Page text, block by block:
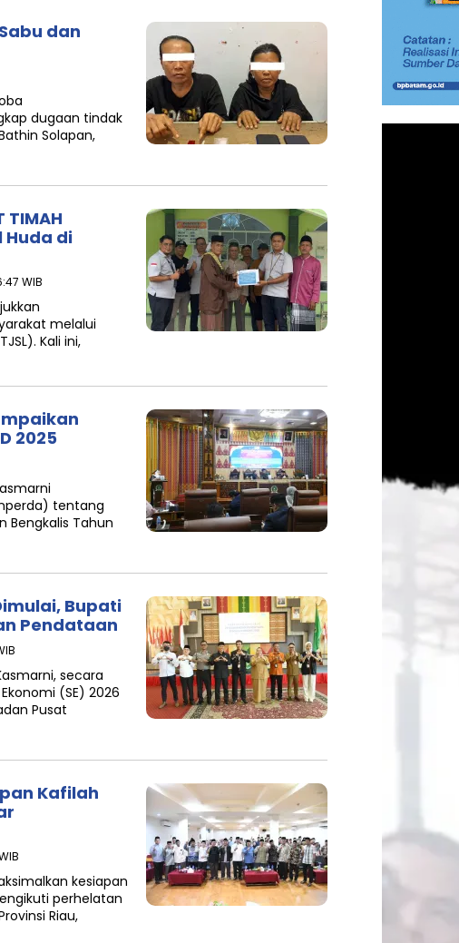
dan
dugaan tindak
Solapan,
Huda di
WIB
melalui
Kali ini,
2025
tentang
Bengkalis Tahun
Bupati
Pendataan
secara
(SE) 2026
Pusat
Kafilah
kesiapan
perhelatan
Riau,